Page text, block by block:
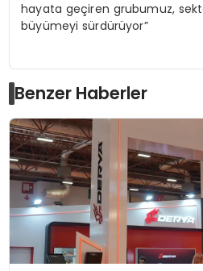
hayata geçiren grubumuz,
büyümeyi sürdürüyor”
Benzer Haberler